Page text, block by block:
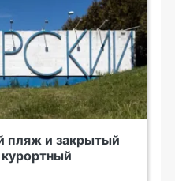
пляж и закрытый